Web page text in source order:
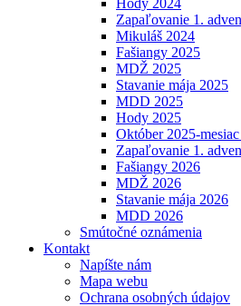
Hody 2024
Zapaľovanie 1.
Mikuláš 2024
Fašiangy 2025
MDŽ 2025
Stavanie mája 2025
MDD 2025
Hody 2025
Október 2025-
Zapaľovanie 1.
Fašiangy 2026
MDŽ 2026
Stavanie mája 2026
MDD 2026
Smútočné oznámenia
Kontakt
Napíšte nám
Mapa webu
Ochrana osobných údajov